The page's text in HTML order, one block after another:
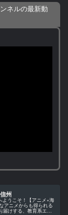
ネルの最新動
州
ようこそ！【アニメ×海
アニメからも得られる
届けする、教育系エン